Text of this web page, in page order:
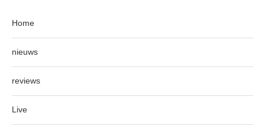
Home
nieuws
reviews
Live